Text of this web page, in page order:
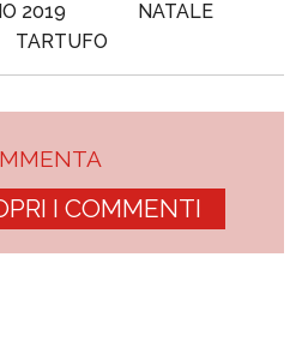
2019
NATALE
TARTUFO
I COMMENTI